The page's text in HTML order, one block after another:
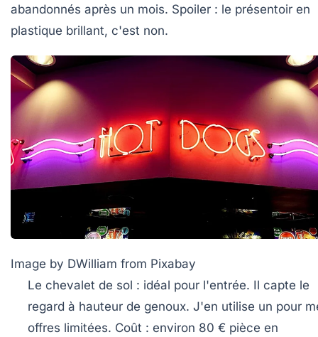
abandonnés après un mois. Spoiler : le présentoir en
plastique brillant, c'est non.
Image by DWilliam from Pixabay
Le chevalet de sol : idéal pour l'entrée. Il capte le
regard à hauteur de genoux. J'en utilise un pour
offres limitées. Coût : environ 80 € pièce en